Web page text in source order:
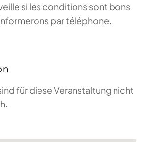
si les conditions sont bons
par téléphone.
für diese Veranstaltung nicht